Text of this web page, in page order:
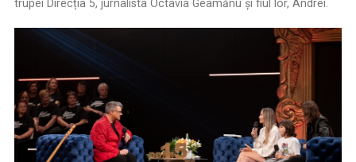
trupei Direcția 5, jurnalista Octavia Geamănu şi fiul lor, Andrei.